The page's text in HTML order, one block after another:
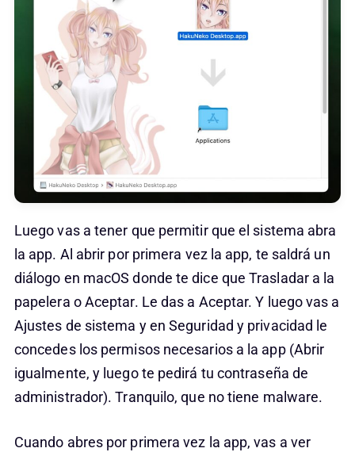
Luego vas a tener que permitir que el sistema abra
la app. Al abrir por primera vez la app, te saldrá un
diálogo en macOS donde te dice que Trasladar a la
papelera o Aceptar. Le das a Aceptar. Y luego vas a
Ajustes de sistema y en Seguridad y privacidad le
concedes los permisos necesarios a la app (Abrir
igualmente, y luego te pedirá tu contraseña de
administrador). Tranquilo, que no tiene malware.
Cuando abres por primera vez la app, vas a ver